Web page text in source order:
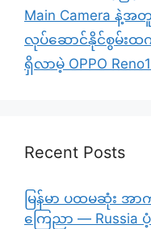
Main Camera နဲ့အ
လုပ်ဆောင်နိုင်စွမ်း
ရှိလာမဲ့ OPPO
Recent Posts
မြန်မာ ပထမဆုံး အာ
ကြေညာ — Russia